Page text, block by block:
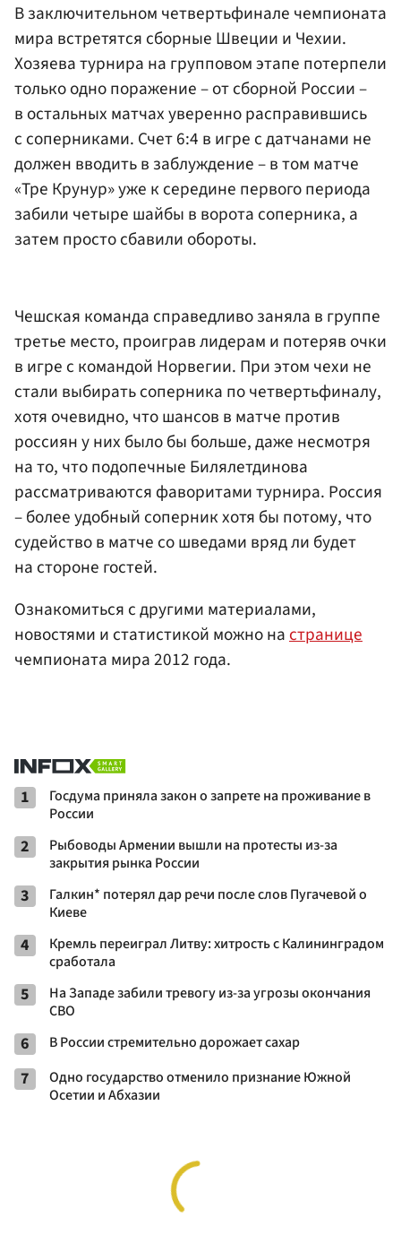
В заключительном четвертьфинале чемпионата
мира встретятся сборные Швеции и Чехии.
Хозяева турнира на групповом этапе потерпели
только одно поражение – от сборной России –
в остальных матчах уверенно расправившись
с соперниками. Счет 6:4 в игре с датчанами не
должен вводить в заблуждение – в том матче
«Тре Крунур» уже к середине первого периода
забили четыре шайбы в ворота соперника, а
затем просто сбавили обороты.
Чешская команда справедливо заняла в группе
третье место, проиграв лидерам и потеряв очки
в игре с командой Норвегии. При этом чехи не
стали выбирать соперника по четвертьфиналу,
хотя очевидно, что шансов в матче против
россиян у них было бы больше, даже несмотря
на то, что подопечные Билялетдинова
рассматриваются фаворитами турнира. Россия
– более удобный соперник хотя бы потому, что
судейство в матче со шведами вряд ли будет
на стороне гостей.
Ознакомиться с другими материалами,
новостями и статистикой можно настранице
чемпионата мира 2012 года.
1
Госдума приняла закон о запрете на проживание в
России
2
Рыбоводы Армении вышли на протесты из-за
закрытия рынка России
3
Галкин* потерял дар речи после слов Пугачевой о
Киеве
4
Кремль переиграл Литву: хитрость с Калининградом
сработала
5
На Западе забили тревогу из-за угрозы окончания
СВО
6 В России стремительно дорожает сахар
7
Одно государство отменило признание Южной
Осетии и Абхазии